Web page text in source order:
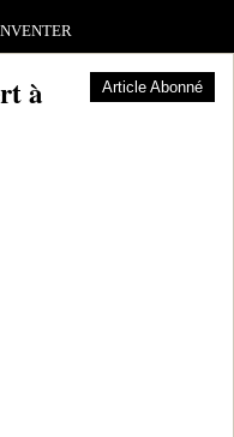
Article Abonné
à